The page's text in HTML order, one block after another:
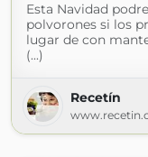
Esta Navidad
polvorones si los
lugar de con
(...)
Recetín